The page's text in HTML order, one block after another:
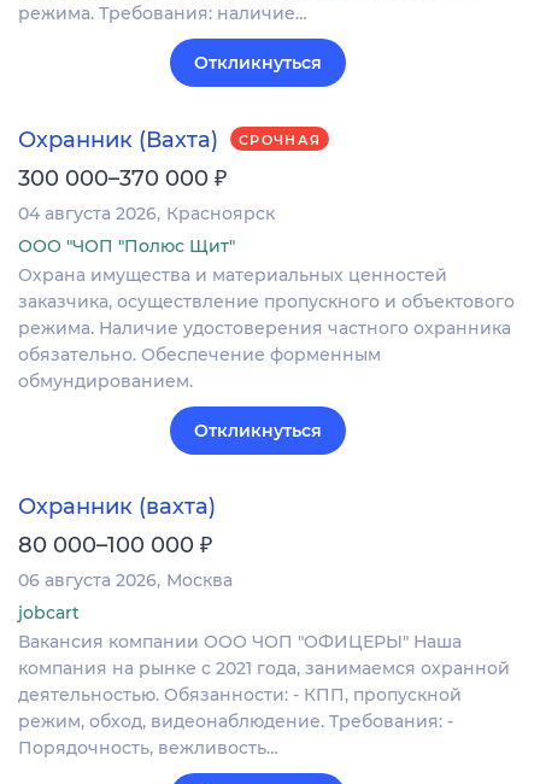
режима. Требования: наличие…
Откликнуться
Охранник (Вахта) СРОЧНАЯ
300 000–370 000 ₽
04 августа 2026 Красноярск
ООО "ЧОП "Полюс Щит"
Охрана имущества и материальных ценностей
заказчика, осуществление пропускного и объектового
режима. Наличие удостоверения частного охранника
обязательно. Обеспечение форменным
обмундированием.
Откликнуться
Охранник (вахта)
80 000–100 000 ₽
06 августа 2026 Москва
jobcart
Вакансия компании ООО ЧОП "ОФИЦЕРЫ" Наша
компания на рынке с 2021 года, занимаемся охранной
деятельностью. Обязанности: - КПП, пропускной
режим, обход, видеонаблюдение. Требования: -
Порядочность, вежливость…